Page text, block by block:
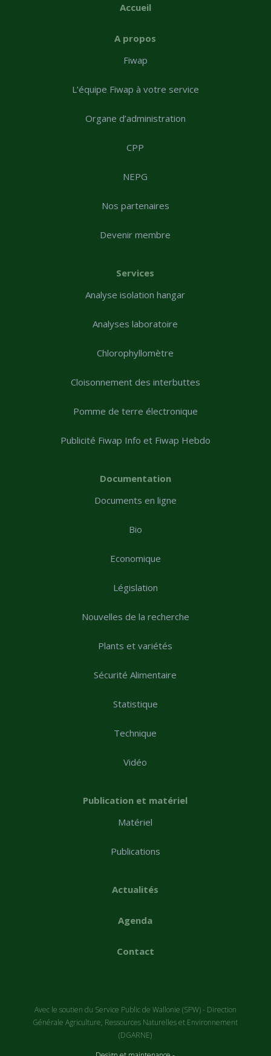
Accueil
A propos
Fiwap
L’équipe Fiwap à votre service
Organe d’administration
CPP
NEPG
Nos partenaires
Devenir membre
Services
Analyse isolation hangar
Analyses laboratoire
Chlorophyllomètre
Cloisonnement des interbuttes
Pomme de terre électronique
Publicité Fiwap Info et Fiwap Hebdo
Documentation
Documents en ligne
Bio
Economique
Législation
Nouvelles de la recherche
Plants et variétés
Sécurité Alimentaire
Statistique
Technique
Vidéo
Publication et matériel
Matériel
Publications
Actualités
Agenda
Contact
Avec le soutien du Service Public de Wallonie (SPW) - Direction
Générale Agriculture, Ressources Naturelles et Environnement
(DGARNE)